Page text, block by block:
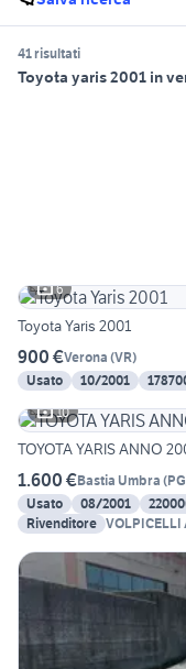
41 risultati
Toyota yaris 2001 in
6
Toyota Yaris 2001
900 €Verona (VR)
Usato
10/2001
10
TOYOTA YARIS ANNO
1.600 €Bastia Umbra (PG
Usato
08/2001
Rivenditore VOLPICELLI